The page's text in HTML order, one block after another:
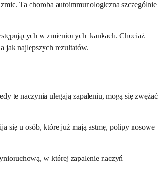
Ta choroba autoimmunologiczna szczególnie
w zmienionych tkankach. Chociaż
jak najlepszych rezultatów.
te naczynia ulegają zapaleniu, mogą się zwężać
się u osób, które już mają astmę, polipy nosowe
w której zapalenie naczyń